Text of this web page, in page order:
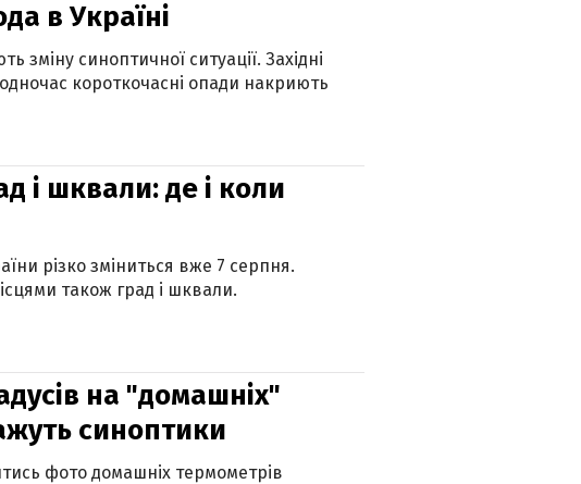
в Україні
синоптичної ситуації. Західні
короткочасні опади накриють
і шквали: де і коли
різко зміниться вже 7 серпня.
також град і шквали.
на "домашніх"
синоптики
фото домашніх термометрів